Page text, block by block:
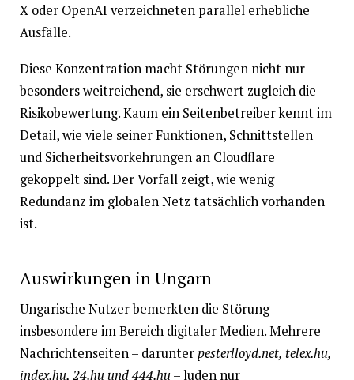
X oder OpenAI verzeichneten parallel erhebliche
Ausfälle.
Diese Konzentration macht Störungen nicht nur
besonders weitreichend, sie erschwert zugleich die
Risikobewertung. Kaum ein Seitenbetreiber kennt im
Detail, wie viele seiner Funktionen, Schnittstellen
und Sicherheitsvorkehrungen an Cloudflare
gekoppelt sind. Der Vorfall zeigt, wie wenig
Redundanz im globalen Netz tatsächlich vorhanden
ist.
Auswirkungen in Ungarn
Ungarische Nutzer bemerkten die Störung
insbesondere im Bereich digitaler Medien. Mehrere
Nachrichtenseiten – darunterpesterlloyd.net, telex.hu,
index.hu, 24.hu und 444.hu – luden nur